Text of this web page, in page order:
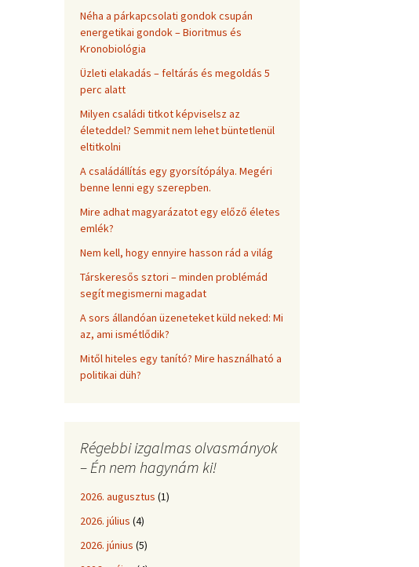
Néha a párkapcsolati gondok csupán
energetikai gondok – Bioritmus és
Kronobiológia
Üzleti elakadás – feltárás és megoldás 5
perc alatt
Milyen családi titkot képviselsz az
életeddel? Semmit nem lehet büntetlenül
eltitkolni
A családállítás egy gyorsítópálya. Megéri
benne lenni egy szerepben.
Mire adhat magyarázatot egy előző életes
emlék?
Nem kell, hogy ennyire hasson rád a világ
Társkeresős sztori – minden problémád
segít megismerni magadat
A sors állandóan üzeneteket küld neked: Mi
az, ami ismétlődik?
Mitől hiteles egy tanító? Mire használható a
politikai düh?
Régebbi izgalmas olvasmányok
– Én nem hagynám ki!
2026. augusztus (1)
2026. július (4)
2026. június (5)